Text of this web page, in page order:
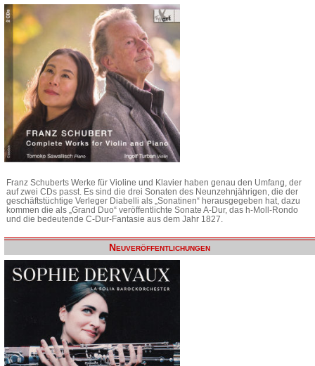
Franz Schuberts Werke für Violine und Klavier haben genau den Umfang, der
auf zwei CDs passt. Es sind die drei Sonaten des Neunzehnjährigen, die der
geschäftstüchtige Verleger Diabelli als „Sonatinen“ herausgegeben hat, dazu
kommen die als „Grand Duo“ veröffentlichte Sonate A-Dur, das h-Moll-Rondo
und die bedeutende C-Dur-Fantasie aus dem Jahr 1827.
Neuveröffentlichungen